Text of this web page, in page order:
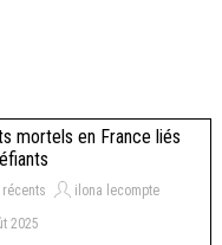
mortels en France liés
ilona lecompte
2025